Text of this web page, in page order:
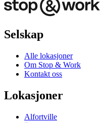
Selskap
Alle lokasjoner
Om Stop & Work
Kontakt oss
Lokasjoner
Alfortville